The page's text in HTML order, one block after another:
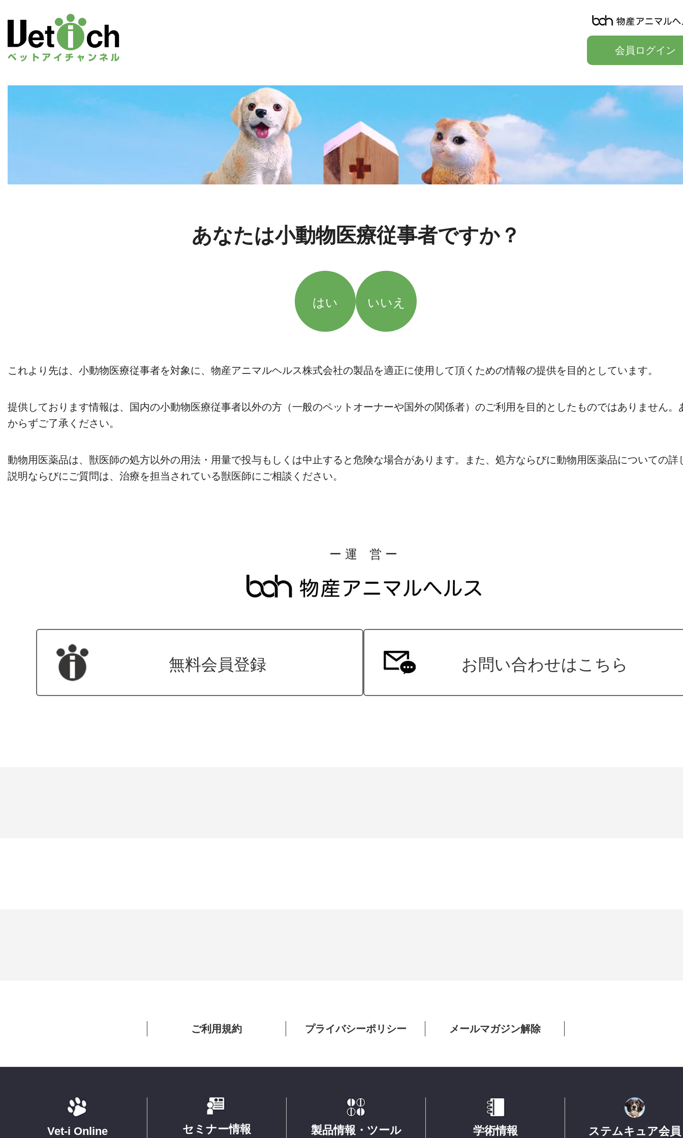
会員ログイン
あなたは小動物医療従事者ですか？
はい いいえ
これより先は、小動物医療従事者を対象に、物産アニマルヘルス株式会社の製品を適正に使用して頂くための情報の提供を目的としています。
提供しております情報は、国内の小動物医療従事者以外の方（一般のペットオーナーや国外の関係者）のご利用を目的としたものではありません。
からずご了承ください。
動物用医薬品は、獣医師の処方以外の用法・用量で投与もしくは中止すると危険な場合があります。また、処方ならびに動物用医薬品についての詳
説明ならびにご質問は、治療を担当されている獣医師にご相談ください。
ー 運 営 ー
無料会員登録 お問い合わせはこちら
ご利用規約 プライバシーポリシー メールマガジン解除
Vet-i Online セミナー情報 製品情報・ツール 学術情報 ステムキュア会員